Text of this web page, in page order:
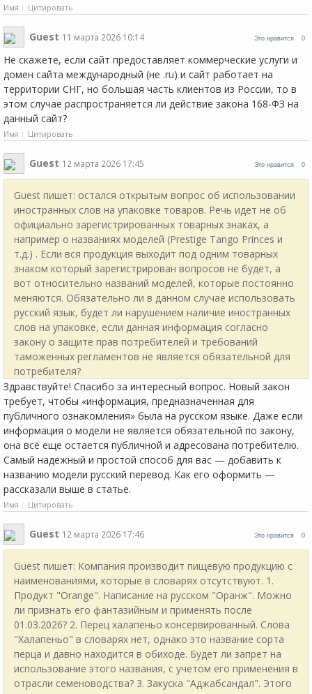
Имя Цитировать
Это нравится 0
Guest 11 марта 2026 10:14
Не скажете, если сайт предоставляет коммерческие услуги и
домен сайта международный (не .ru) и сайт работает на
территории СНГ, но большая часть клиентов из России, то в
этом случае распространяется ли действие закона 168-ФЗ на
данный сайт?
Имя Цитировать
Это нравится 0
Guest 12 марта 2026 17:45
Guest пишет: остался открытым вопрос об использовании
иностранных слов на упаковке товаров. Речь идет не об
официально зарегистрированных товарных знаках, а
например о названиях моделей (Prestige Tango Princes и
т.д.) . Если вся продукция выходит под одним товарных
знаком который зарегистрирован вопросов не будет, а
вот относительно названий моделей, которые постоянно
меняются. Обязательно ли в данном случае использовать
русский язык, будет ли нарушением наличие иностранных
слов на упаковке, если данная информация согласно
закону о защите прав потребителей и требований
таможенных регламентов не является обязательной для
потребителя?
Здравствуйте! Спасибо за интересный вопрос. Новый закон
требует, чтобы «информация, предназначенная для
публичного ознакомления» была на русском языке. Даже если
информация о модели не является обязательной по закону,
она всё еще остается публичной и адресована потребителю.
Самый надежный и простой способ для вас — добавить к
названию модели русский перевод. Как его оформить —
рассказали выше в статье.
Имя Цитировать
Это нравится 0
Guest 12 марта 2026 17:46
Guest пишет: Компания производит пищевую продукцию с
наименованиями, которые в словарях отсутствуют. 1.
Продукт "Orange". Написание на русском "Оранж". Можно
ли признать его фантазийным и применять после
01.03.2026? 2. Перец халапеньо консервированный. Слова
"Халапеньо" в словарях нет, однако это название сорта
перца и давно находится в обиходе. Будет ли запрет на
использование этого названия, с учетом его применения в
отрасли семеноводства? 3. Закуска "Аджабсандал". Этого